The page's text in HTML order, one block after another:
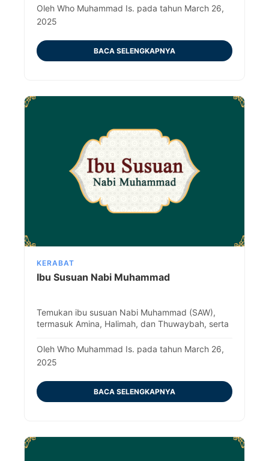
keluarga besar yang mulia.
Oleh Who Muhammad Is. pada tahun March 26,
2025
BACA SELENGKAPNYA
KERABAT
Ibu Susuan Nabi Muhammad
Temukan ibu susuan Nabi Muhammad (SAW),
termasuk Amina, Halimah, dan Thuwaybah, serta
Pembelahan Dada.
Oleh Who Muhammad Is. pada tahun March 26,
2025
BACA SELENGKAPNYA